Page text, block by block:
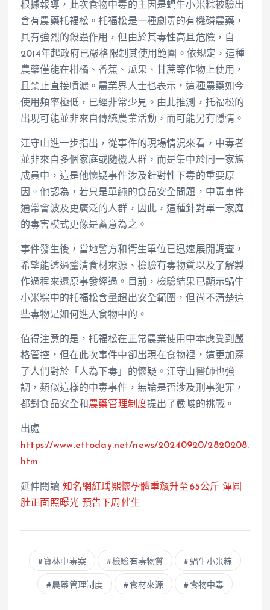
根據報導，此次食物中毒的主因是蝸牛小米粽被驗出
含有農藥托福松。托福松是一種劇毒的有機磷農藥，
具有強烈的殺蟲作用，但由於其毒性高且危險，自
2014年起政府已嚴格限制其使用範圍。依規定，這種
農藥僅能在柑橘、香蕉、瓜果、甘蔗等作物上使用，
且禁止直接噴灑。農業界人士也表示，這種農藥如今
使用頻率極低，已經非常少見。由此推測，托福松的
出現可能並非來自傳統農業活動，而可能另有隱情。
江守山進一步指出，從事件的現場情況來看，中毒者
並非來自多個家庭或隨機人群，而是集中於同一家族
成員中，這是他懷疑事件涉及針對性下毒的重要原
因。他認為，若只是單純的食品安全問題，中毒事件
通常會波及更廣泛的人群，因此，這種針對單一家庭
的毒害模式更像是蓄意為之。
事件發生後，當地警方和衛生單位已迅速展開調查，
希望能透過釐清食材來源、檢驗有毒物質以及了解製
作過程來還原事發經過。目前，檢驗結果已顯示蝸牛
小米粽中的托福松含量超出安全範圍，但尚不清楚這
些毒物是如何進入食物中的。
值得注意的是，托福松在正常農業使用中本應受到嚴
格管控，但在此次事件中卻出現在食物裡，這更加深
了人們對於「人為下毒」的懷疑。江守山醫師也強
調，類似這樣的中毒事件，無論是否涉及刑事犯罪，
都對食品安全和農藥管理制度提出了嚴峻的挑戰。
出處
https://www.ettoday.net/news/20240920/2820208.
htm
延伸閱讀 知名網紅瑀熙懷孕體重飆升至65公斤 渾圓
肚正面照曝光 預告下周催生
寶林中毒案 檢驗有毒物質 蝸牛小米粽
農藥管理制度 食材來源 食物中毒